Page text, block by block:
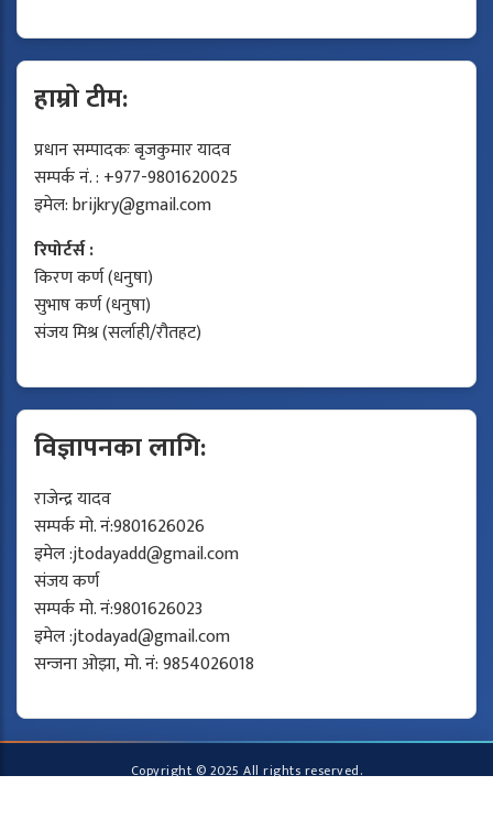
हाम्रो टीम:
प्रधान सम्पादकः बृजकुमार यादव
सम्पर्क नं. : +977-9801620025
इमेल:brijkry@gmail.com
रिपोर्टर्स :
किरण कर्ण (धनुषा)
सुभाष कर्ण (धनुषा)
संजय मिश्र (सर्लाही/रौतहट)
विज्ञापनका लागि:
राजेन्द्र यादव
सम्पर्क मो. नं:9801626026
इमेल :jtodayadd@gmail.com
संजय कर्ण
सम्पर्क मो. नं:9801626023
इमेल :jtodayad@gmail.com
सन्जना ओझा, मो. नं: 9854026018
Copyright © 2025 All rights reserved.